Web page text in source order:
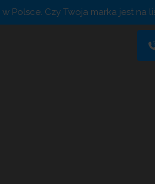
Polsce. Czy Twoja marka jest na